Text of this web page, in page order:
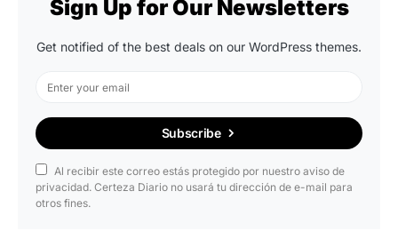
Sign Up for Our Newsletters
Get notified of the best deals on our WordPress themes.
Subscribe
Al recibir este correo estás protegido por nuestro aviso de
privacidad. Certeza Diario no usará tu dirección de e-mail para
otros fines.